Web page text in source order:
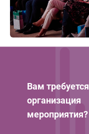
Вам требуется
организация
мероприятия?